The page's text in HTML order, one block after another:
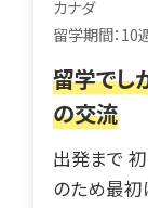
カナダ
留学期間：10
留学でし
の交流
出発まで
のため最初